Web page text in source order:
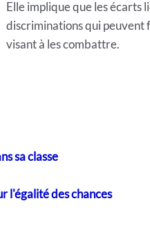
Elle implique que les écarts
discriminations qui peuvent
visant à les combattre.
sa classe
l'égalité des chances